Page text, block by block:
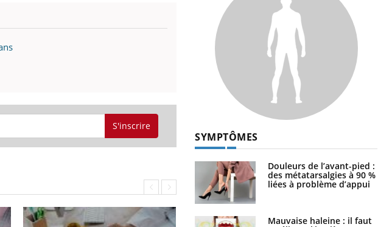
S'inscrire
SYMPTÔMES
Douleurs de l’avant-pied :
des métatarsalgies à 90 %
liées à problème d’appui
Mauvaise haleine : il faut